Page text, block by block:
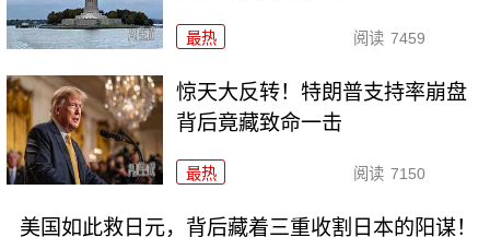
最热 阅读 7459
惊天大反转！特朗普支持率崩盘
背后竟藏致命一击
最热 阅读 7150
美国如此救日元，背后藏着三重收割日本的阳谋！